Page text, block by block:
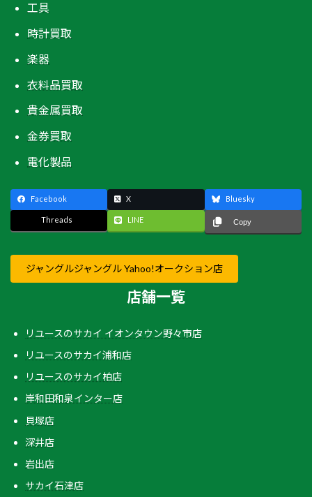
工具
時計買取
楽器
衣料品買取
貴金属買取
金券買取
電化製品
Facebook X Bluesky
Threads LINE Copy
ジャングルジャングル Yahoo!オークション店
店舗一覧
リユースのサカイ イオンタウン野々市店
リユースのサカイ浦和店
リユースのサカイ柏店
岸和田和泉インター店
貝塚店
深井店
岩出店
サカイ石津店